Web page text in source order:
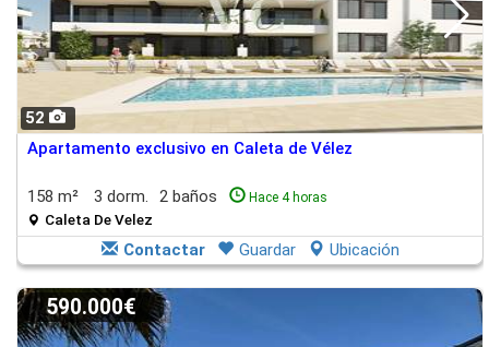
52
Apartamento exclusivo en Caleta de Vélez
158 m² 3 dorm. 2 baños Hace 4 horas
Caleta De Velez
Contactar Guardar Ubicación
590.000€